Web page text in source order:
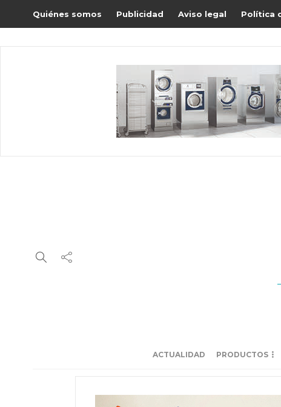
Quiénes somos Publicidad Aviso legal Política
ACTUALIDAD PRODUCTOS